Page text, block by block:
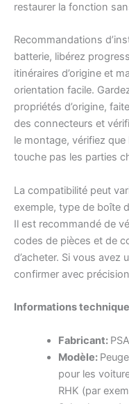
restaurer la fonction
Recommandations
batterie, libérez
itinéraires d’origine et
orientation facile.
propriétés d’origine,
des connecteurs et
le montage, vérifiez
touche pas les parties
La compatibilité peut
exemple, type de boîte
Il est recommandé de
codes de pièces et de
d’acheter. Si vous avez
confirmer avec
Informations
Fabricant:
Modèle:
pour les
RHK (par